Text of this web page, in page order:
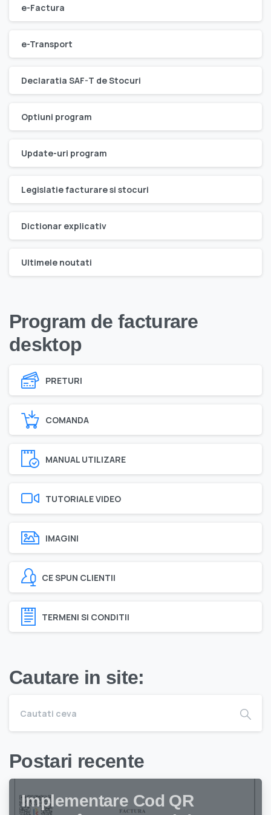
e-Factura
e-Transport
Declaratia SAF-T de Stocuri
Optiuni program
Update-uri program
Legislatie facturare si stocuri
Dictionar explicativ
Ultimele noutati
Program de facturare
desktop
PRETURI
COMANDA
MANUAL UTILIZARE
TUTORIALE VIDEO
IMAGINI
CE SPUN CLIENTII
TERMENI SI CONDITII
Cautare in site:
Postari recente
Implementare Cod QR